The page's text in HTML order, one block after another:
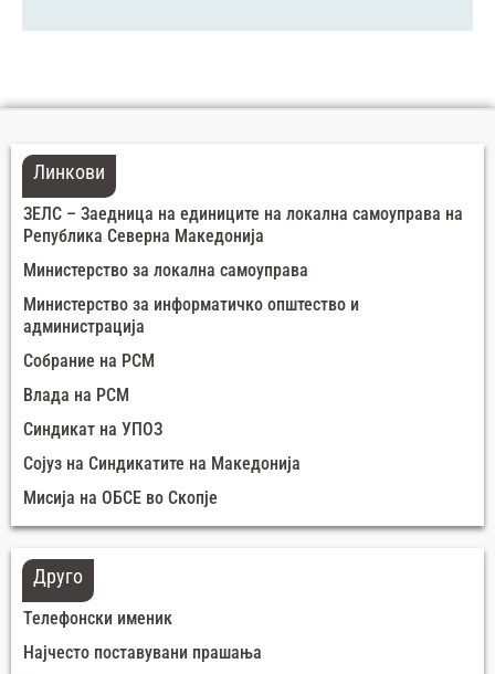
Линкови
ЗЕЛС – Заедница на единиците на локална самоуправа на
Република Северна Македонија
Министерство за локална самоуправа
Министерство за информатичко општество и
администрација
Собрание на РСМ
Влада на РСМ
Синдикат на УПОЗ
Сојуз на Синдикатите на Македонија
Мисија на ОБСЕ во Скопје
Друго
Телефонски именик
Најчесто поставувани прашања